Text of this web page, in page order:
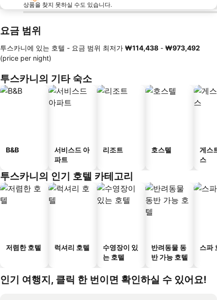
상품을 찾지 못하실 수도 있습니다.
요금 범위
투스카니에 있는 호텔 - 요금 범위 최저가 ‎₩114,438 - ‎₩973,492
(price per night)
투스카니의 기타 숙소
B&B
서비스드 아
파트
리조트 호스텔
게스
스
투스카니의 인기 호텔 카테고리
저렴한 호텔 럭셔리 호텔
수영장이 있
는 호텔
반려동물 동
반 가능 호텔
스파
인기 여행지, 클릭 한 번이면 확인하실 수 있어요!